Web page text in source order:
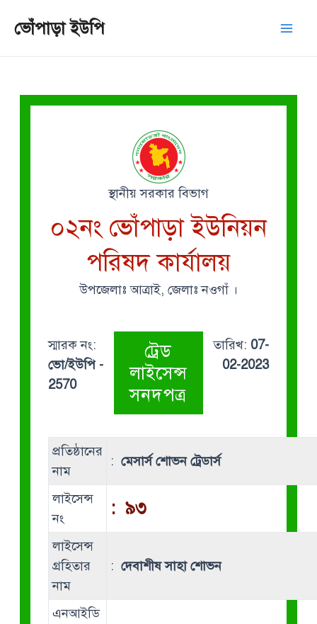
ভোঁপাড়া ইউপি
স্থানীয় সরকার বিভাগ
০২নং ভোঁপাড়া ইউনিয়ন
পরিষদ কার্যালয়
উপজেলাঃ আত্রাই, জেলাঃ নওগাঁ ।
স্মারক নং:
ভো/ইউপি -
2570
ট্রেড
লাইসেন্স
সনদপত্র
তারিখ: 07-
02-2023
প্রতিষ্ঠানের
নাম
: মেসার্স শোভন ট্রেডার্স
লাইসেন্স
নং
: ৯৩
লাইসেন্স
গ্রহিতার
নাম
: দেবাশীষ সাহা শোভন
এনআইডি